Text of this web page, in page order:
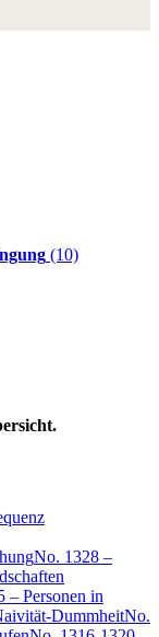
(10)
No. 1328 –
– Personen in
DummheitNo.